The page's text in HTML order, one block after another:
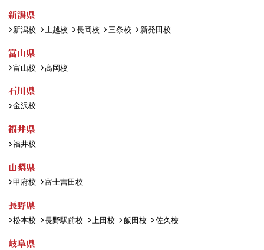
新潟県
新潟校 上越校 長岡校 三条校 新発田校
富山県
富山校 高岡校
石川県
金沢校
福井県
福井校
山梨県
甲府校 富士吉田校
長野県
松本校 長野駅前校 上田校 飯田校 佐久校
岐阜県